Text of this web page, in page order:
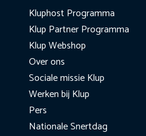
Kluphost Programma
Klup Partner Programma
Klup Webshop
Over ons
Sociale missie Klup
Werken bij Klup
Pers
Nationale Snertdag